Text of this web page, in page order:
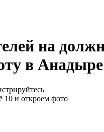
на
в Анадыре
10 и откроем фото